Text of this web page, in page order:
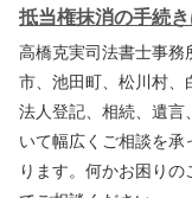
抵当権抹消の手続
高橋克実司法書士事務
市、池田町、松川村、
法人登記、相続、遺言
いて幅広くご相談を承
ります。何かお困り